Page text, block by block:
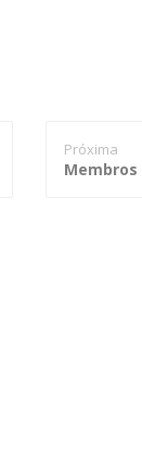
Próxima